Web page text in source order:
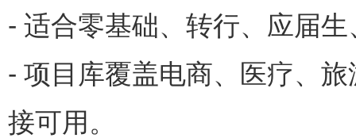
- 适合零基础、转行、应届
- 项目库覆盖电商、医疗、
接可用。